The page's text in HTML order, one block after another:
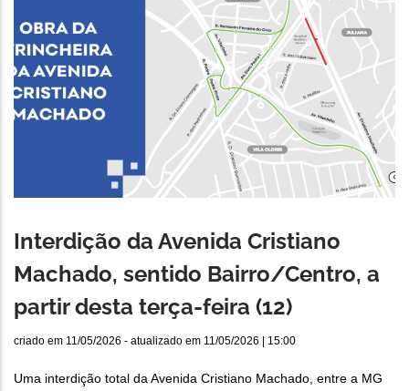
Interdição da Avenida Cristiano
Machado, sentido Bairro/Centro, a
partir desta terça-feira (12)
criado em 11/05/2026 - atualizado em 11/05/2026 | 15:00
Uma interdição total da Avenida Cristiano Machado, entre a MG